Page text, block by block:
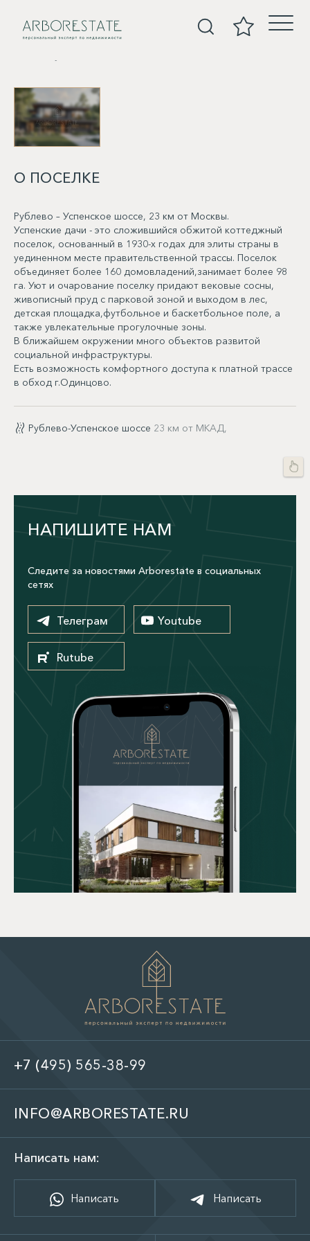
О ПОСЕЛКЕ
Рублево – Успенское шоссе, 23 км от Москвы.
Успенские дачи - это сложившийся обжитой коттеджный
поселок, основанный в 1930-х годах для элиты страны в
уединенном месте правительственной трассы. Поселок
объединяет более 160 домовладений,занимает более 98
га. Уют и очарование поселку придают вековые сосны,
живописный пруд с парковой зоной и выходом в лес,
детская площадка,футбольное и баскетбольное поле, а
также увлекательные прогулочные зоны.
В ближайшем окружении много объектов развитой
социальной инфраструктуры.
Есть возможность комфортного доступа к платной трассе
в обход г.Одинцово.
Рублево-Успенское шоссе 23 км от МКАД,
НАПИШИТЕ НАМ
Следите за новостями Arborestate в социальных
сетях
Телеграм Youtube
Rutube
+7 (495) 565-38-99
INFO@ARBORESTATE.RU
Написать нам:
Написать Написать